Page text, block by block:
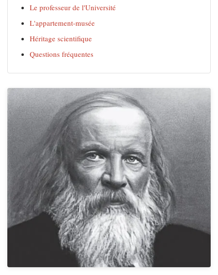
Le professeur de l'Université
L'appartement-musée
Héritage scientifique
Questions fréquentes